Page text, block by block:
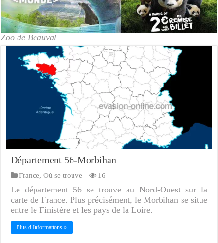
Zoo de Beauval
Département 56-Morbihan
France,Où se trouve 16
Le département 56 se trouve au Nord-Ouest sur la
carte de France. Plus précisément, le Morbihan se situe
entre le Finistère et les pays de la Loire.
Plus d Informations »